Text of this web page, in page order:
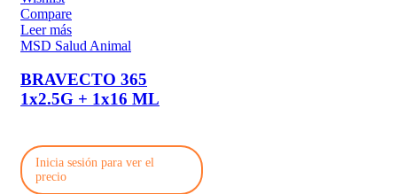
Compare
Leer más
MSD Salud Animal
BRAVECTO 365
1x2.5G + 1x16 ML
Inicia sesión para ver el
precio